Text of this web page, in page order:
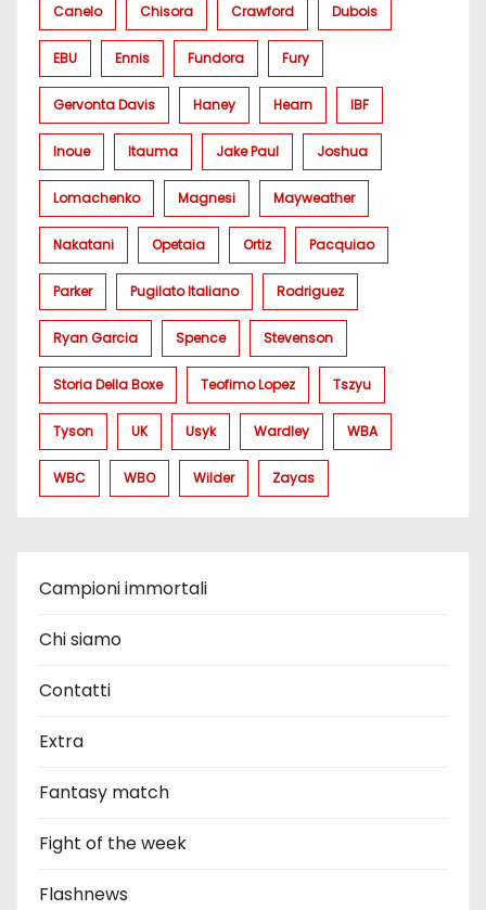
Canelo Chisora Crawford Dubois
EBU Ennis Fundora Fury
Gervonta Davis Haney Hearn IBF
Inoue Itauma Jake Paul Joshua
Lomachenko Magnesi Mayweather
Nakatani Opetaia Ortiz Pacquiao
Parker Pugilato Italiano Rodriguez
Ryan Garcia Spence Stevenson
Storia Della Boxe Teofimo Lopez Tszyu
Tyson UK Usyk Wardley WBA
WBC WBO Wilder Zayas
Campioni immortali
Chi siamo
Contatti
Extra
Fantasy match
Fight of the week
Flashnews